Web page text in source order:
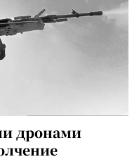
дронами